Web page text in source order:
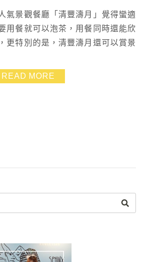
氣景觀餐廳「清豐濤月」覺得蠻適
用餐就可以泡茶，用餐同時還能欣
更特別的是，清豐濤月還可以賞景
READ MORE